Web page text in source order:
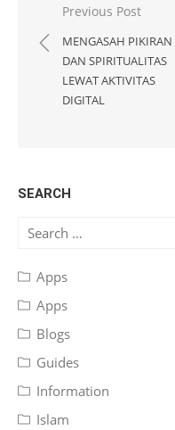
Post
navigation
Previous Post
MENGASAH PIKIRAN
DAN SPIRITUALITAS
LEWAT AKTIVITAS
DIGITAL
SEARCH
Search
Apps
Apps
Blogs
Guides
Information
Islam